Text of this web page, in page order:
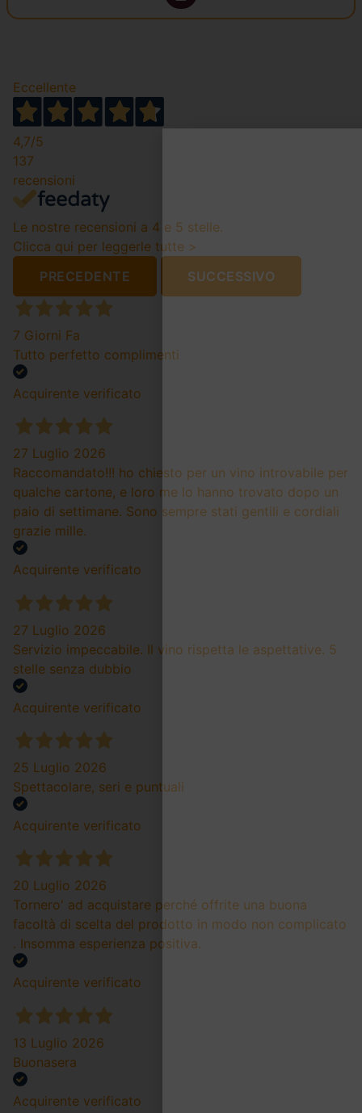
Eccellente
4,7/5
137
recensioni
Le nostre recensioni a 4 e 5 stelle.
Clicca qui per leggerle tutte >
PRECEDENTE
SUCCESSIVO
7 Giorni Fa
Tutto perfetto complimenti
Acquirente verificato
27 Luglio 2026
Raccomandato!!! ho chiesto per un vino introvabile per
qualche cartone, e loro me lo hanno trovato dopo un
paio di settimane. Sono sempre stati gentili e cordiali
grazie mille.
Acquirente verificato
27 Luglio 2026
Servizio impeccabile. Il vino rispetta le aspettative. 5
stelle senza dubbio
Acquirente verificato
25 Luglio 2026
Spettacolare, seri e puntuali
Acquirente verificato
20 Luglio 2026
Tornero' ad acquistare perché offrite una buona
facoltà di scelta del prodotto in modo non complicato
. Insomma esperienza positiva.
Acquirente verificato
13 Luglio 2026
Buonasera
Acquirente verificato